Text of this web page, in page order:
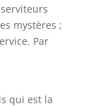
mystères ;
Par
qui est la